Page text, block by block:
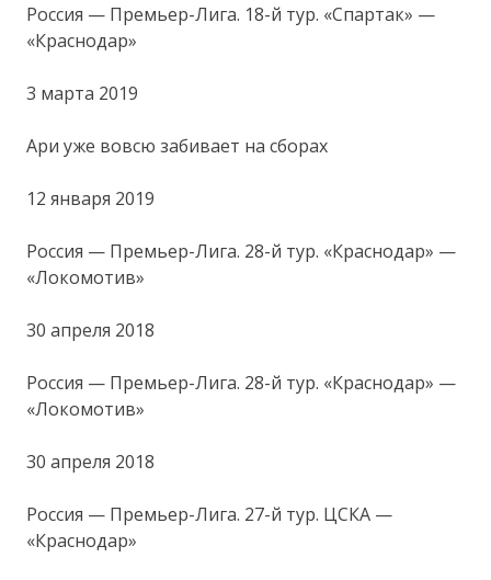
Россия — Премьер-Лига. 18-й тур. «Спартак» —
«Краснодар»
3 марта 2019
Ари уже вовсю забивает на сборах
12 января 2019
Россия — Премьер-Лига. 28-й тур. «Краснодар» —
«Локомотив»
30 апреля 2018
Россия — Премьер-Лига. 28-й тур. «Краснодар» —
«Локомотив»
30 апреля 2018
Россия — Премьер-Лига. 27-й тур. ЦСКА —
«Краснодар»